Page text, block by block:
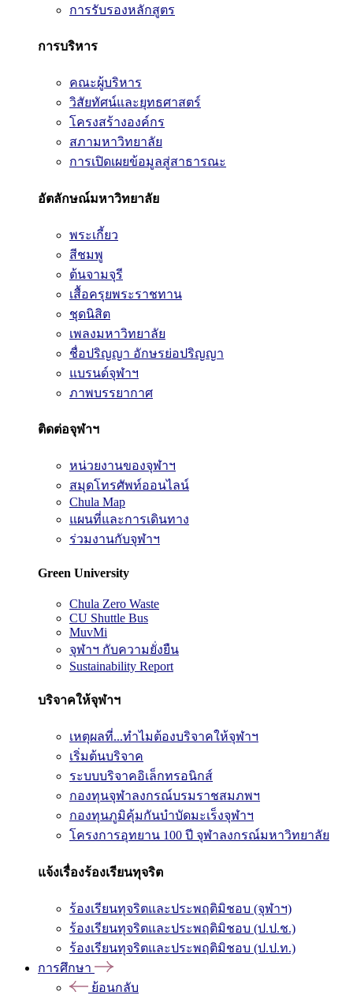
การรับรองหลักสูตร
การบริหาร
คณะผู้บริหาร
วิสัยทัศน์และยุทธศาสตร์
โครงสร้างองค์กร
สภามหาวิทยาลัย
การเปิดเผยข้อมูลสู่สาธารณะ
อัตลักษณ์มหาวิทยาลัย
พระเกี้ยว
สีชมพู
ต้นจามจุรี
เสื้อครุยพระราชทาน
ชุดนิสิต
เพลงมหาวิทยาลัย
ชื่อปริญญา อักษรย่อปริญญา
แบรนด์จุฬาฯ
ภาพบรรยากาศ
ติดต่อจุฬาฯ
หน่วยงานของจุฬาฯ
สมุดโทรศัพท์ออนไลน์
Chula Map
แผนที่และการเดินทาง
ร่วมงานกับจุฬาฯ
Green University
Chula Zero Waste
CU Shuttle Bus
MuvMi
จุฬาฯ กับความยั่งยืน
Sustainability Report
บริจาคให้จุฬาฯ
เหตุผลที่...ทำไมต้องบริจาคให้จุฬาฯ
เริ่มต้นบริจาค
ระบบบริจาคอิเล็กทรอนิกส์
กองทุนจุฬาลงกรณ์บรมราชสมภพฯ
กองทุนภูมิคุ้มกันบำบัดมะเร็งจุฬาฯ
โครงการอุทยาน 100 ปี จุฬาลงกรณ์มหาวิทยาลัย
แจ้งเรื่องร้องเรียนทุจริต
ร้องเรียนทุจริตและประพฤติมิชอบ (จุฬาฯ)
ร้องเรียนทุจริตและประพฤติมิชอบ (ป.ป.ช.)
ร้องเรียนทุจริตและประพฤติมิชอบ (ป.ป.ท.)
การศึกษา
ย้อนกลับ